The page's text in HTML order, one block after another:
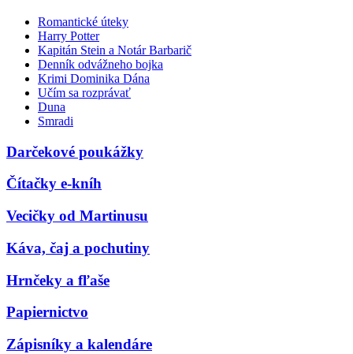
Romantické úteky
Harry Potter
Kapitán Stein a Notár Barbarič
Denník odvážneho bojka
Krimi Dominika Dána
Učím sa rozprávať
Duna
Smradi
Darčekové poukážky
Čítačky e-kníh
Vecičky od Martinusu
Káva, čaj a pochutiny
Hrnčeky a fľaše
Papiernictvo
Zápisníky a kalendáre